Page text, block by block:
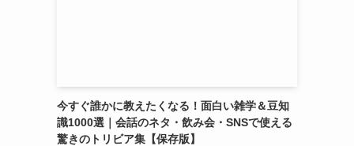
今すぐ誰かに教えたくなる！面白い雑学＆豆知
識1000選｜会話のネタ・飲み会・SNSで使える
驚きのトリビア集【保存版】